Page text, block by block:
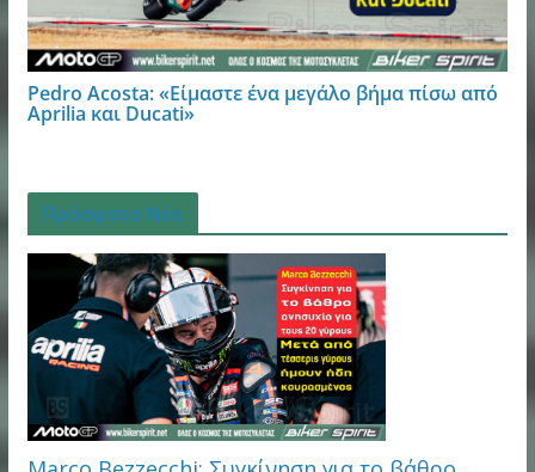
Pedro Acosta: «Είμαστε ένα μεγάλο βήμα πίσω από
Aprilia και Ducati»
Πρόσφατα Νέα